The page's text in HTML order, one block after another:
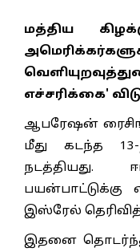
மத்திய
எச்சரிக்கை'
ஆபரேஷன்
மீது கடந்த
பயன்பாட்டுக்கு
இஸ்ரேல்
இதனை